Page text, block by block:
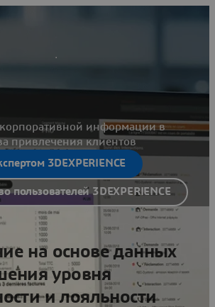
информации в
привлечения клиентов
3DEXPERIENCE
пользователей 3DEXPERIENCE
на основе данных
уровня
и лояльности